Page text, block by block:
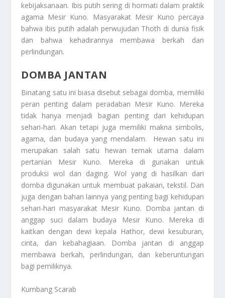
kebijaksanaan. Ibis putih sering di hormati dalam praktik
agama Mesir Kuno. Masyarakat Mesir Kuno percaya
bahwa ibis putih adalah perwujudan Thoth di dunia fisik
dan bahwa kehadirannya membawa berkah dan
perlindungan.
DOMBA JANTAN
Binatang satu ini biasa disebut sebagai domba, memiliki
peran penting dalam peradaban Mesir Kuno. Mereka
tidak hanya menjadi bagian penting dari kehidupan
sehari-hari. Akan tetapi juga memiliki makna simbolis,
agama, dan budaya yang mendalam. Hewan satu ini
merupakan salah satu hewan ternak utama dalam
pertanian Mesir Kuno. Mereka di gunakan untuk
produksi wol dan daging. Wol yang di hasilkan dari
domba digunakan untuk membuat pakaian, tekstil. Dan
juga dengan bahan lainnya yang penting bagi kehidupan
sehari-hari masyarakat Mesir Kuno. Domba jantan di
anggap suci dalam budaya Mesir Kuno. Mereka di
kaitkan dengan dewi kepala Hathor, dewi kesuburan,
cinta, dan kebahagiaan. Domba jantan di anggap
membawa berkah, perlindungan, dan keberuntungan
bagi pemiliknya.
Kumbang Scarab